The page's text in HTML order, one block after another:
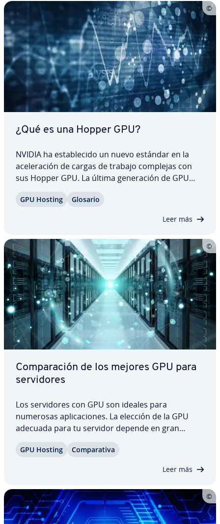
¿Qué es una Hopper GPU?
NVIDIA ha es­ta­ble­ci­do un nuevo estándar en la
ace­le­ra­ción de cargas de trabajo complejas con
sus Hopper GPU. La última ge­ne­ra­ción de GPU
ofrecer el máximo re­n­di­mie­n­to en apli­ca­cio­nes de
GPU Hosting Glosario
Leer más
Co­m­pa­ra­ción de los mejores GPU para
se­r­vi­do­res
Los se­r­vi­do­res con GPU son ideales para
numerosas apli­ca­cio­nes. La elección de la GPU
adecuada para tu servidor depende en gran
presente artículo, se comparan las últimas GPU
NVIDIA H100 y A30 con Intel Gaudi 2 y Gaudi 3, con
GPU Hosting Co­m­pa­ra­ti­va
Leer más